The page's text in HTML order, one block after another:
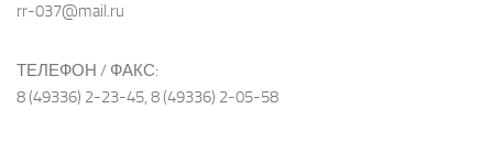
rr-037@mail.ru
ТЕЛЕФОН / ФАКС:
8 (49336) 2-23-45, 8 (49336) 2-05-58